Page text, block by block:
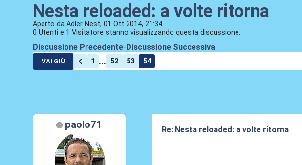
Nesta reloaded: a volte ritorna
Aperto da Adler Nest, 01 Ott 2014, 21:34
0 Utenti e 1 Visitatore stanno visualizzando questa discussione.
Discussione Precedente- Discussione Successiva
VAI GIÙ 1 ... 52 53 54
paolo71
Re: Nesta reloaded: a volte ritorna